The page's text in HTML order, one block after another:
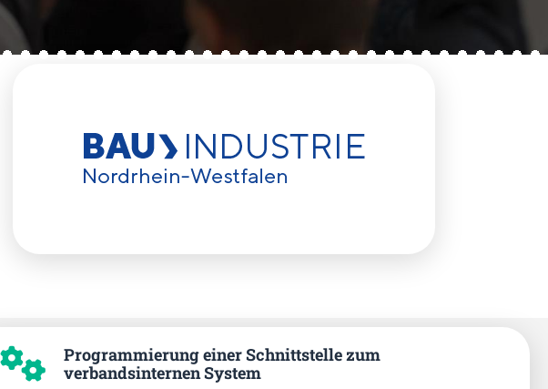
Programmierung einer Schnittstelle zum
verbandsinternen System